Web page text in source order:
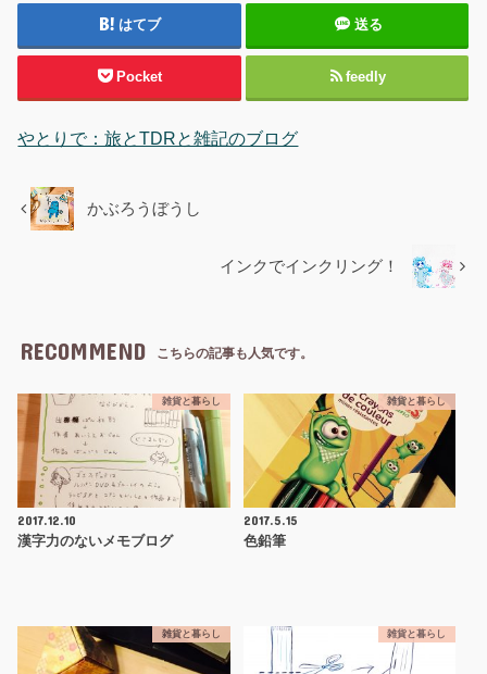
はてブ 送る
Pocket feedly
やとりで：旅とTDRと雑記のブログ
かぶろうぼうし
インクでインクリング！
RECOMMEND こちらの記事も人気です。
雑貨と暮らし
2017.12.10
漢字力のないメモブログ
雑貨と暮らし
2017.5.15
色鉛筆
雑貨と暮らし 雑貨と暮らし